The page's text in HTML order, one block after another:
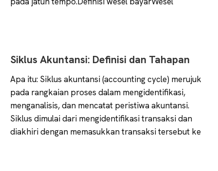
Siklus Akuntansi: Definisi dan Tahapan
Apa itu: Siklus akuntansi (accounting cycle) merujuk
pada rangkaian proses dalam mengidentifikasi,
menganalisis, dan mencatat peristiwa akuntansi.
Siklus dimulai dari mengidentifikasi transaksi dan
diakhiri dengan memasukkan transaksi tersebut ke